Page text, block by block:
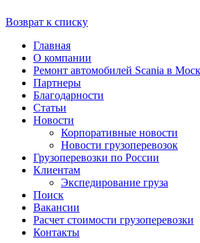
Возврат к списку
Главная
О компании
Ремонт автомобилей Scania в
Партнеры
Благодарности
Статьи
Новости
Корпоративные новости
Новости грузоперевозок
Грузоперевозки по России
Клиентам
Экспедирование груза
Поиск
Вакансии
Расчет стоимости грузоперевозки
Контакты